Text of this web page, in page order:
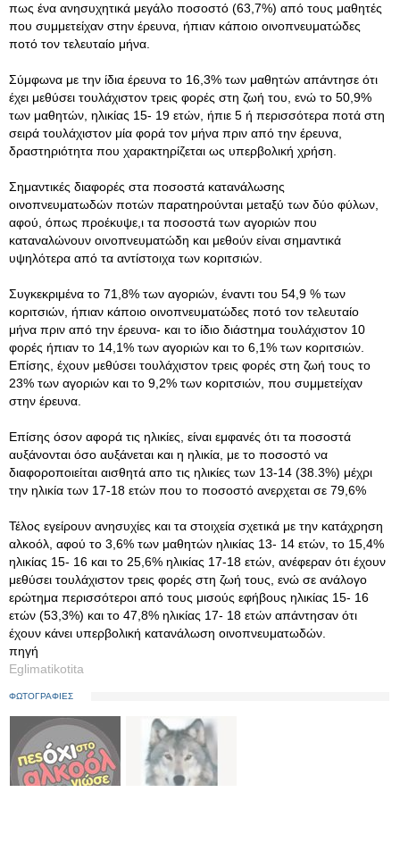
πως ένα ανησυχητικά μεγάλο ποσοστό (63,7%) από τους μαθητές
που συμμετείχαν στην έρευνα, ήπιαν κάποιο οινοπνευματώδες
ποτό τον τελευταίο μήνα.
Σύμφωνα με την ίδια έρευνα το 16,3% των μαθητών απάντησε ότι
έχει μεθύσει τουλάχιστον τρεις φορές στη ζωή του, ενώ το 50,9%
των μαθητών, ηλικίας 15- 19 ετών, ήπιε 5 ή περισσότερα ποτά στη
σειρά τουλάχιστον μία φορά τον μήνα πριν από την έρευνα,
δραστηριότητα που χαρακτηρίζεται ως υπερβολική χρήση.
Σημαντικές διαφορές στα ποσοστά κατανάλωσης
οινοπνευματωδών ποτών παρατηρούνται μεταξύ των δύο φύλων,
αφού, όπως προέκυψε,ι τα ποσοστά των αγοριών που
καταναλώνουν οινοπνευματώδη και μεθούν είναι σημαντικά
υψηλότερα από τα αντίστοιχα των κοριτσιών.
Συγκεκριμένα το 71,8% των αγοριών, έναντι του 54,9 % των
κοριτσιών, ήπιαν κάποιο οινοπνευματώδες ποτό τον τελευταίο
μήνα πριν από την έρευνα- και το ίδιο διάστημα τουλάχιστον 10
φορές ήπιαν το 14,1% των αγοριών και το 6,1% των κοριτσιών.
Επίσης, έχουν μεθύσει τουλάχιστον τρεις φορές στη ζωή τους το
23% των αγοριών και το 9,2% των κοριτσιών, που συμμετείχαν
στην έρευνα.
Επίσης όσον αφορά τις ηλικίες, είναι εμφανές ότι τα ποσοστά
αυξάνονται όσο αυξάνεται και η ηλικία, με το ποσοστό να
διαφοροποιείται αισθητά απο τις ηλικίες των 13-14 (38.3%) μέχρι
την ηλικία των 17-18 ετών που το ποσοστό ανερχεται σε 79,6%
Τέλος εγείρουν ανησυχίες και τα στοιχεία σχετικά με την κατάχρηση
αλκοόλ, αφού το 3,6% των μαθητών ηλικίας 13- 14 ετών, το 15,4%
ηλικίας 15- 16 και το 25,6% ηλικίας 17-18 ετών, ανέφεραν ότι έχουν
μεθύσει τουλάχιστον τρεις φορές στη ζωή τους, ενώ σε ανάλογο
ερώτημα περισσότεροι από τους μισούς εφήβους ηλικίας 15- 16
ετών (53,3%) και το 47,8% ηλικίας 17- 18 ετών απάντησαν ότι
έχουν κάνει υπερβολική κατανάλωση οινοπνευματωδών.
πηγή
Eglimatikotita
ΦΩΤΟΓΡΑΦΙΕΣ